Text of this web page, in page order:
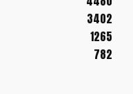
3402
1265
782